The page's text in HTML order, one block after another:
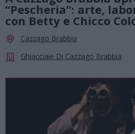
“Pescheria”: arte,
con Betty e Chicco
Cazzago Brabbia
Ghiacciaie Di Cazzago Brabbia